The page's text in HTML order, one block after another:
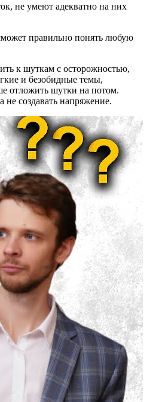
не умеют адекватно на них
правильно понять любую
к шуткам с осторожностью,
и безобидные темы,
отложить шутки на потом.
создавать напряжение.